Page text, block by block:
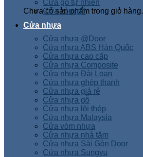
Chưa có sản phẩm trong giỏ hàng.
Cửa gỗ tự nhiên
Cửa vòm gỗ
Cửa nhựa
Cửa nhựa @Door
Cửa nhựa ABS Hàn Quốc
Cửa nhựa cao cấp
Cửa nhựa Composite
Cửa nhựa Đài Loan
Cửa nhựa ghép thanh
Cửa nhựa giá rẻ
Cửa nhựa gỗ
Cửa nhựa lõi thép
Cửa nhựa Malaysia
Cửa vòm nhựa
Cửa nhựa nhà tắm
Cửa nhựa Sài Gòn Door
Cửa nhựa Sungyu